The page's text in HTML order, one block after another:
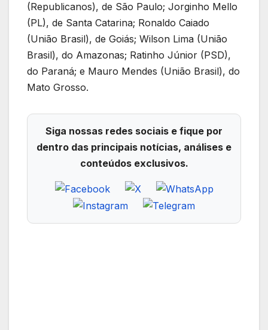
(Republicanos), de São Paulo; Jorginho Mello
(PL), de Santa Catarina; Ronaldo Caiado
(União Brasil), de Goiás; Wilson Lima (União
Brasil), do Amazonas; Ratinho Júnior (PSD),
do Paraná; e Mauro Mendes (União Brasil), do
Mato Grosso.
Siga nossas redes sociais e fique por
dentro das principais notícias, análises e
conteúdos exclusivos.